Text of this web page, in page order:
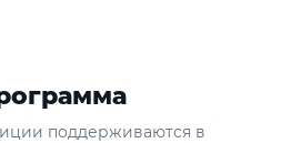
поддерживаются в